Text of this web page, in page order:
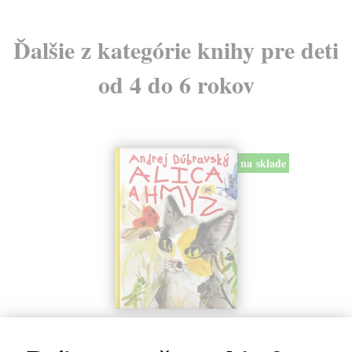
Ďalšie z kategórie knihy pre deti
od 4 do 6 rokov
na sklade
Alica a hmyz